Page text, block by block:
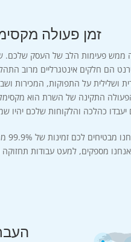
זמן פעולה
ממש פעימות הלב של העסק שלכם.
הם חלקים אינטגרליים מרוב
ושלילית על התפוקות, המכירות
הפעולה התקינה של השרת הוא
מאחר ואתם